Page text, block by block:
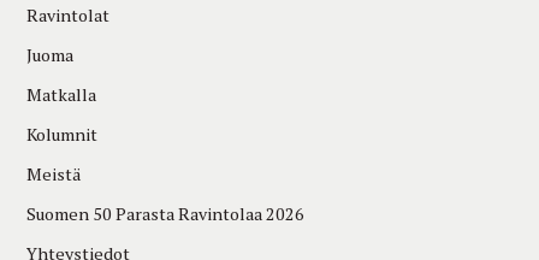
Ravintolat
Juoma
Matkalla
Kolumnit
Meistä
Suomen 50 Parasta Ravintolaa 2026
Yhteystiedot